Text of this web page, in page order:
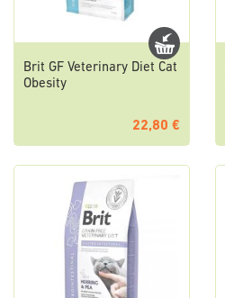
Brit GF Veterinary Diet Cat
Obesity
22,80 €